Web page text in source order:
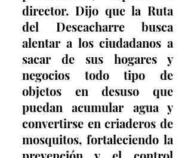
director. Dijo que la Ruta
del Descacharre busca
alentar a los ciudadanos a
sacar de sus hogares y
negocios todo tipo de
objetos en desuso que
puedan acumular agua y
convertirse en criaderos de
mosquitos, fortaleciendo la